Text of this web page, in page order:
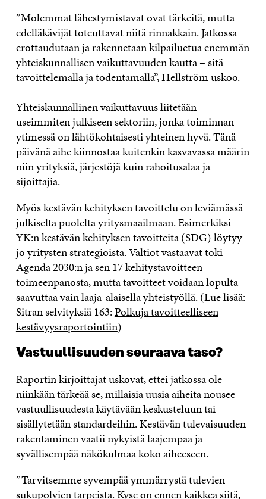
”Molemmat lähestymistavat ovat tärkeitä, mutta
edelläkävijät toteuttavat niitä rinnakkain. Jatkossa
erottaudutaan ja rakennetaan kilpailuetua enemmän
yhteiskunnallisen vaikuttavuuden kautta – sitä
tavoittelemalla ja todentamalla”, Hellström uskoo.
Yhteiskunnallinen vaikuttavuus liitetään
useimmiten julkiseen sektoriin, jonka toiminnan
ytimessä on lähtökohtaisesti yhteinen hyvä. Tänä
päivänä aihe kiinnostaa kuitenkin kasvavassa määrin
niin yrityksiä, järjestöjä kuin rahoitusalaa ja
sijoittajia.
Myös kestävän kehityksen tavoittelu on leviämässä
julkiselta puolelta yritysmaailmaan. Esimerkiksi
YK:n kestävän kehityksen tavoitteita (SDG) löytyy
jo yritysten strategioista. Valtiot vastaavat toki
Agenda 2030:n ja sen 17 kehitystavoitteen
toimeenpanosta, mutta tavoitteet voidaan lopulta
saavuttaa vain laaja-alaisella yhteistyöllä. (Lue lisää:
Sitran selvityksiä 163:Polkuja tavoitteelliseen
kestävyysraportointiin)
Vastuullisuuden seuraava taso?
Raportin kirjoittajat uskovat, ettei jatkossa ole
niinkään tärkeää se, millaisia uusia aiheita nousee
vastuullisuudesta käytävään keskusteluun tai
sisällytetään standardeihin. Kestävän tulevaisuuden
rakentaminen vaatii nykyistä laajempaa ja
syvällisempää näkökulmaa koko aiheeseen.
”Tarvitsemme syvempää ymmärrystä tulevien
sukupolvien tarpeista. Kyse on ennen kaikkea siitä,